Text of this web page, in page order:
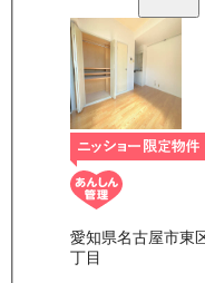
愛知県名古屋市東
丁目